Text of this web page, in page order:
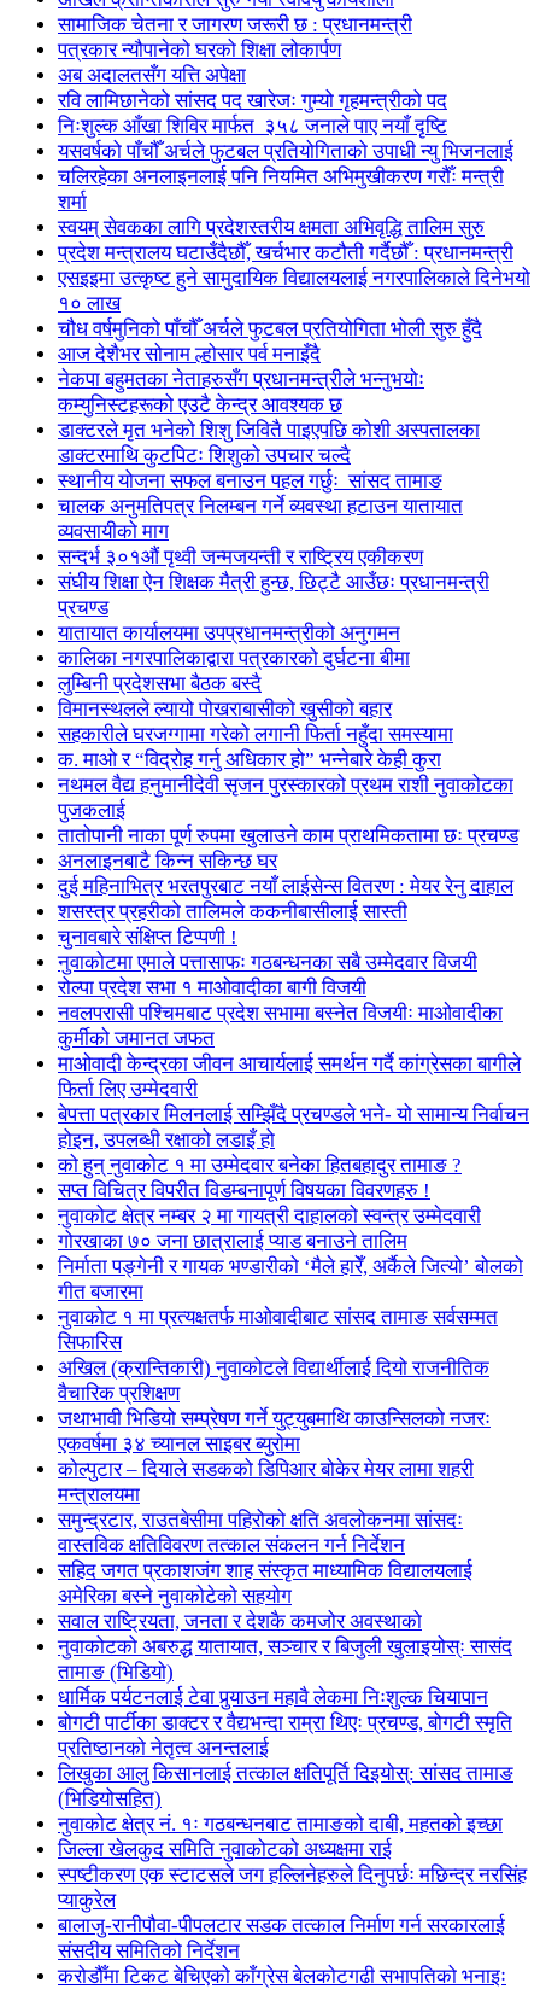
सामाजिक चेतना र जागरण जरूरी छ : प्रधानमन्त्री
पत्रकार न्यौपानेको घरको शिक्षा लोकार्पण
अब अदालतसँग यत्ति अपेक्षा
रवि लामिछानेको सांसद पद खारेजः गुम्यो गृहमन्त्रीको पद
निःशुल्क आँखा शिविर मार्फत ३५८ जनाले पाए नयाँ दृष्टि
यसवर्षको पाँचौँ अर्चले फुटबल प्रतियोगिताको उपाधी न्यु भिजनलाई
चलिरहेका अनलाइनलाई पनि नियमित अभिमुखीकरण गरौँः मन्त्री
शर्मा
स्वयम् सेवकका लागि प्रदेशस्तरीय क्षमता अभिवृद्धि तालिम सुरु
प्रदेश मन्त्रालय घटाउँदैछौँ, खर्चभार कटौती गर्दैछौँ : प्रधानमन्त्री
एसइइमा उत्कृष्ट हुने सामुदायिक विद्यालयलाई नगरपालिकाले दिनेभयो
१० लाख
चौध वर्षमुनिको पाँचौँ अर्चले फुटबल प्रतियोगिता भोली सुरु हुँदै
आज देशैभर सोनाम ल्होसार पर्व मनाइँदै
नेकपा बहुमतका नेताहरुसँग प्रधानमन्त्रीले भन्नुभयोः
कम्युनिस्टहरूको एउटै केन्द्र आवश्यक छ
डाक्टरले मृत भनेको शिशु जिवितै पाइएपछि कोशी अस्पतालका
डाक्टरमाथि कुटपिटः शिशुको उपचार चल्दै
स्थानीय योजना सफल बनाउन पहल गर्छुः सांसद तामाङ
चालक अनुमतिपत्र निलम्बन गर्ने व्यवस्था हटाउन यातायात
व्यवसायीको माग
सन्दर्भ ३०१औं पृथ्वी जन्मजयन्ती र राष्ट्रिय एकीकरण
संघीय शिक्षा ऐन शिक्षक मैत्री हुन्छ, छिट्टै आउँछः प्रधानमन्त्री
प्रचण्ड
यातायात कार्यालयमा उपप्रधानमन्त्रीको अनुगमन
कालिका नगरपालिकाद्वारा पत्रकारको दुर्घटना बीमा
लुम्बिनी प्रदेशसभा बैठक बस्दै
विमानस्थलले ल्यायो पोखराबासीको खुसीको बहार
सहकारीले घरजग्गामा गरेको लगानी फिर्ता नहुँदा समस्यामा
क. माओ र “विद्रोह गर्नु अधिकार हो” भन्नेबारे केही कुरा
नथमल वैद्य हनुमानीदेवी सृजन पुरस्कारको प्रथम राशी नुवाकोटका
पुजकलाई
तातोपानी नाका पूर्ण रुपमा खुलाउने काम प्राथमिकतामा छः प्रचण्ड
अनलाइनबाटै किन्न सकिन्छ घर
दुई महिनाभित्र भरतपुरबाट नयाँ लाईसेन्स वितरण : मेयर रेनु दाहाल
शसस्त्र प्रहरीको तालिमले ककनीबासीलाई सास्ती
चुनावबारे संक्षिप्त टिप्पणी !
नुवाकोटमा एमाले पत्तासाफः गठबन्धनका सबै उम्मेदवार विजयी
रोल्पा प्रदेश सभा १ माओवादीका बागी विजयी
नवलपरासी पश्चिमबाट प्रदेश सभामा बस्नेत विजयीः माओवादीका
कुर्मीको जमानत जफत
माओवादी केन्द्रका जीवन आचार्यलाई समर्थन गर्दै कांग्रेसका बागीले
फिर्ता लिए उम्मेदवारी
बेपत्ता पत्रकार मिलनलाई सम्झिँदै प्रचण्डले भने- यो सामान्य निर्वाचन
होइन, उपलब्धी रक्षाको लडाइँ हो
को हुन् नुवाकोट १ मा उम्मेदवार बनेका हितबहादुर तामाङ ?
सप्त विचित्र विपरीत विडम्बनापूर्ण विषयका विवरणहरु !
नुवाकोट क्षेत्र नम्बर २ मा गायत्री दाहालको स्वन्त्र उम्मेदवारी
गोरखाका ७० जना छात्रालाई प्याड बनाउने तालिम
निर्माता पङ्गेनी र गायक भण्डारीको ‘मैले हारेँ, अर्कैले जित्यो’ बोलको
गीत बजारमा
नुवाकोट १ मा प्रत्यक्षतर्फ माओवादीबाट सांसद तामाङ सर्वसम्मत
सिफारिस
अखिल (क्रान्तिकारी) नुवाकोटले विद्यार्थीलाई दियो राजनीतिक
वैचारिक प्रशिक्षण
जथाभावी भिडियो सम्प्रेषण गर्ने युट्युबमाथि काउन्सिलको नजरः
एकवर्षमा ३४ च्यानल साइबर ब्युरोमा
कोल्पुटार – दियाले सडकको डिपिआर बोकेर मेयर लामा शहरी
मन्त्रालयमा
समुन्द्रटार, राउतबेसीमा पहिरोको क्षति अवलोकनमा सांसदः
वास्तविक क्षतिविवरण तत्काल संकलन गर्न निर्देशन
सहिद जगत प्रकाशजंग शाह संस्कृत माध्यामिक विद्यालयलाई
अमेरिका बस्ने नुवाकोटेको सहयोग
सवाल राष्ट्रियता, जनता र देशकै कमजोर अवस्थाको
नुवाकोटको अबरुद्ध यातायात, सञ्चार र बिजुली खुलाइयोस्ः सासंद
तामाङ (भिडियो)
धार्मिक पर्यटनलाई टेवा पुर्‍याउन महावै लेकमा निःशुल्क चियापान
बोगटी पार्टीका डाक्टर र वैद्यभन्दा राम्रा थिएः प्रचण्ड, बोगटी स्मृति
प्रतिष्ठानको नेतृत्व अनन्तलाई
लिखुका आलु किसानलाई तत्काल क्षतिपूर्ति दिइयोस्: सांसद तामाङ
(भिडियोसहित)
नुवाकोट क्षेत्र नं. १ः गठबन्धनबाट तामाङको दाबी, महतको इच्छा
जिल्ला खेलकुद समिति नुवाकोटको अध्यक्षमा राई
स्पष्टीकरण एक स्टाटसले जग हल्लिनेहरुले दिनुपर्छः मछिन्द्र नरसिंह
प्याकुरेल
बालाजु-रानीपौवा-पीपलटार सडक तत्काल निर्माण गर्न सरकारलाई
संसदीय समितिको निर्देशन
करोडौँमा टिकट बेचिएको काँग्रेस बेलकोटगढी सभापतिको भनाइः